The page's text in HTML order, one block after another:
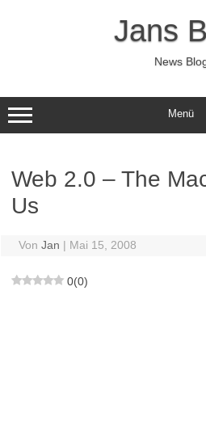
Jans
News
Menü
Web 2.0 – The
Us
Von Jan | Mai 15, 2008
0(0)